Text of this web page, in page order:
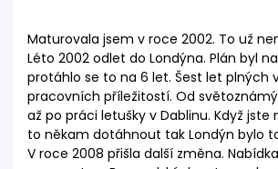
Maturovala jsem v roce 2002. To už
Léto 2002 odlet do Londýna. Plán byl
protáhlo se to na 6 let. Šest let plných
pracovních příležitostí. Od
až po práci letušky v Dablinu. Když
to někam dotáhnout tak Londýn bylo
V roce 2008 přišla další změna.